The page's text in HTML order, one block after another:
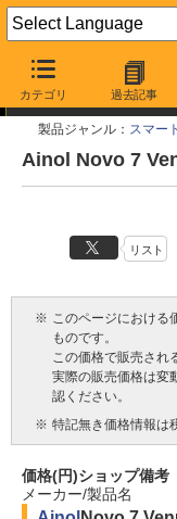
カテゴリ 過去記事
今週見つけた新製品
製品ジャンル： スマー
Ainol Novo 7
リスト
※ このページにおける
ものです。
この価格で販売され
実際の販売価格は変
認ください。
※ 特記無き価格情報は
価格(円)ショップ備考
メーカー/製品名